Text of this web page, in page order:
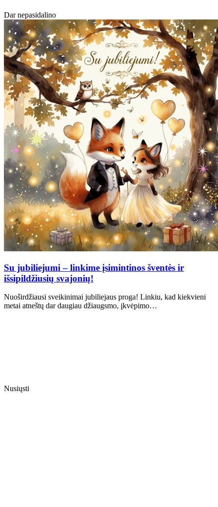
Dar nepasidalino
Su jubiliejumi – linkime įsimintinos šventės ir
išsipildžiusių svajonių!
Nuoširdžiausi sveikinimai jubiliejaus proga! Linkiu, kad kiekvieni
metai atneštų dar daugiau džiaugsmo, įkvėpimo…
Nusiųsti